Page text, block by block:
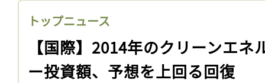
トップニュース
【国際】2014年のクリーンエネ
ー投資額、予想を上回る回復